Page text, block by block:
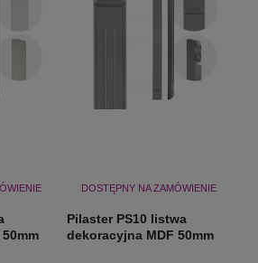
DOSTĘPNY NA ZAMÓWIENIE
Pilaster PS10 listwa
dekoracyjna MDF 50mm